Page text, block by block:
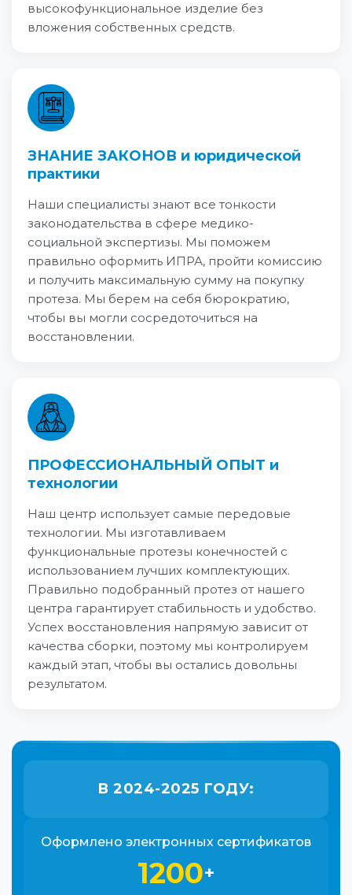
высокофункциональное изделие без
вложения собственных средств.
ЗНАНИЕ ЗАКОНОВ и юридической
практики
Наши специалисты знают все тонкости
законодательства в сфере медико-
социальной экспертизы. Мы поможем
правильно оформить ИПРА, пройти комиссию
и получить максимальную сумму на покупку
протеза. Мы берем на себя бюрократию,
чтобы вы могли сосредоточиться на
восстановлении.
ПРОФЕССИОНАЛЬНЫЙ ОПЫТ и
технологии
Наш центр использует самые передовые
технологии. Мы изготавливаем
функциональные протезы конечностей с
использованием лучших комплектующих.
Правильно подобранный протез от нашего
центра гарантирует стабильность и удобство.
Успех восстановления напрямую зависит от
качества сборки, поэтому мы контролируем
каждый этап, чтобы вы остались довольны
результатом.
В 2024-2025 ГОДУ:
Оформлено электронных сертификатов
1200+